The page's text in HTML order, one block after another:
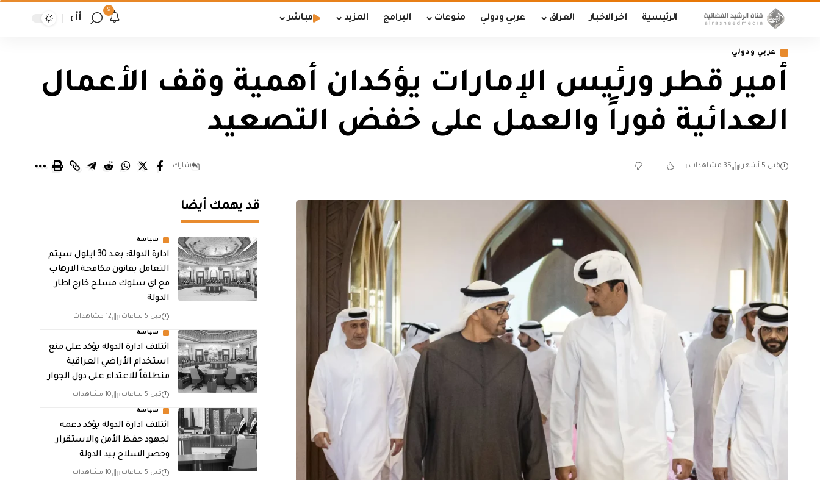
الرئيسية اخر الاخبار العراق عربي ودولي منوعات البرامج المزيد مباشر
9
أأ
عربي ودولي
أمير قطر ورئيس الإمارات يؤكدان أهمية وقف الأعمال
العدائية فوراً والعمل على خفض التصعيد
قبل 5 أشهر 35 مشاهدات شارك
قد يهمك أيضا
سياسة
ادارة الدولة: بعد 30 ايلول سيتم
التعامل بقانون مكافحة الارهاب
مع اي سلوك مسلح خارج اطار
الدولة
قبل 5 ساعات 12 مشاهدات
سياسة
ائتلاف ادارة الدولة يؤكد على منع
استخدام الأراضي العراقية
منطلقاً للاعتداء على دول الجوار
قبل 5 ساعات 10 مشاهدات
سياسة
ائتلاف ادارة الدولة يؤكد دعمه
لجهود حفظ الأمن والاستقرار
وحصر السلاح بيد الدولة
قبل 5 ساعات 10 مشاهدات